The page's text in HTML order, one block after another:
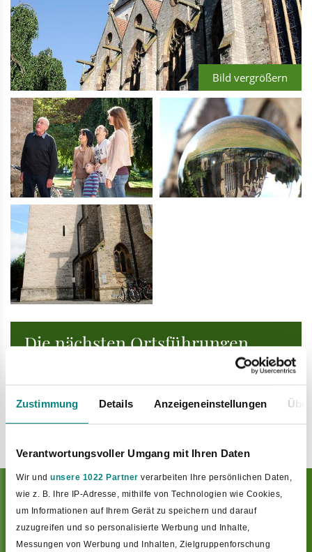
Zustimmung Details Anzeigeneinstellungen
Verantwortungsvoller Umgang mit Ihren Daten
Wir und unsere 1022 Partner verarbeiten Ihre persönlichen Daten,
wie z. B. Ihre IP-Adresse, mithilfe von Technologien wie Cookies,
um Informationen auf Ihrem Gerät zu speichern und darauf
zuzugreifen und so personalisierte Werbung und Inhalte,
Messungen von Werbung und Inhalten, Zielgruppenforschung
Bild vergrößern
Die nächsten Ortsführungen
oder Wanderungen Komm mit
auf einen Spazier-Gang. Oder
mach eine Stadt-Tour mit.
Schutz im Schatten der
Kirchhofsburg